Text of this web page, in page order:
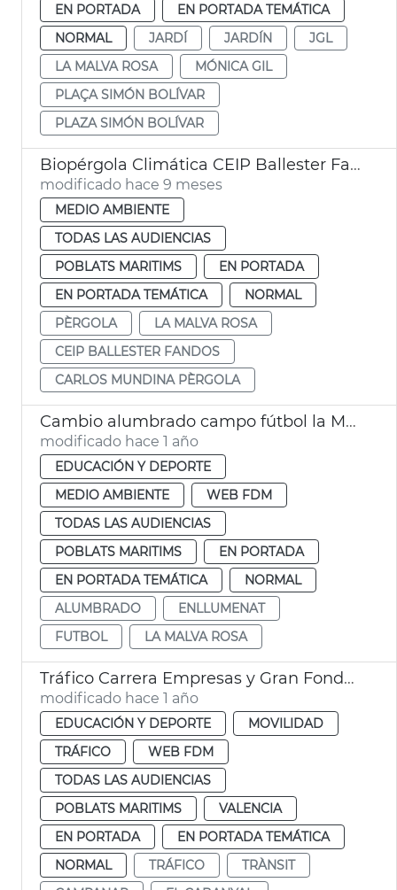
EN PORTADA
EN PORTADA TEMÁTICA
NORMAL
JARDÍ JARDÍN
JGL
LA MALVA ROSA
MÓNICA GIL
PLAÇA SIMÓN BOLÍVAR
PLAZA SIMÓN BOLÍVAR
Biopérgola Climática CEIP Ballester Fandos València
modificado hace 9 meses
MEDIO AMBIENTE
TODAS LAS AUDIENCIAS
POBLATS MARITIMS
EN PORTADA
EN PORTADA TEMÁTICA
NORMAL
PÈRGOLA
LA MALVA ROSA
CEIP BALLESTER FANDOS
CARLOS MUNDINA PÈRGOLA
Cambio alumbrado campo fútbol la Malvarrosa València
modificado hace 1 año
EDUCACIÓN Y DEPORTE
MEDIO AMBIENTE
WEB FDM
TODAS LAS AUDIENCIAS
POBLATS MARITIMS
EN PORTADA
EN PORTADA TEMÁTICA
NORMAL
ALUMBRADO
ENLLUMENAT
FUTBOL
LA MALVA ROSA
Tráfico Carrera Empresas y Gran Fondo Internacional València
modificado hace 1 año
EDUCACIÓN Y DEPORTE
MOVILIDAD
TRÁFICO
WEB FDM
TODAS LAS AUDIENCIAS
POBLATS MARITIMS
VALENCIA
EN PORTADA
EN PORTADA TEMÁTICA
NORMAL
TRÁFICO
TRÀNSIT